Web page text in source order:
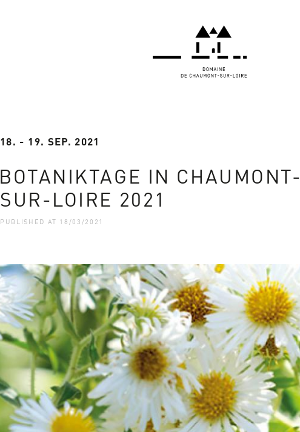
18. - 19. SEP. 2021
BOTANIKTAGE IN CHAUMONT-
SUR-LOIRE 2021
PUBLISHED AT 18/03/2021